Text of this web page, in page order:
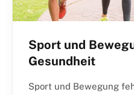
Sport und
Gesundheit
Sport und Bewegung